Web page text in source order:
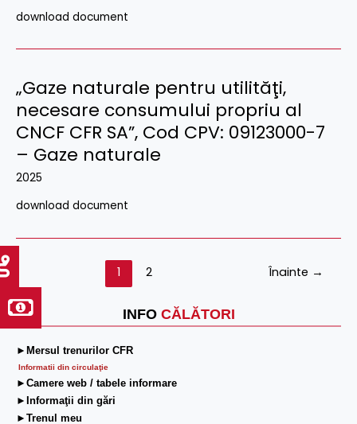
INFO CĂLĂTORI
►Mersul trenurilor CFR
Informatii din circulaţie
►Camere web / tabele informare
►Informaţii din gări
►Trenul meu
download document
„Gaze naturale pentru utilităţi,
necesare consumului propriu al
CNCF CFR SA”, Cod CPV: 09123000-7
– Gaze naturale
2025
download document
1 2 Înainte →